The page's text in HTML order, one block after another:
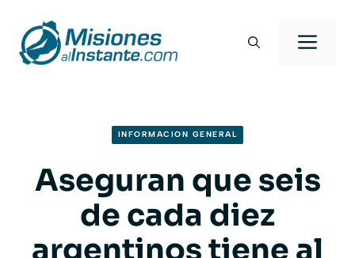
contenido
INFORMACION GENERAL
Aseguran que seis
de cada diez
argentinos tiene al